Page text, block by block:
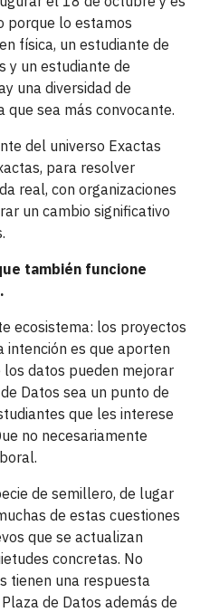
porque lo estamos
física, un estudiante de
y un estudiante de
una diversidad de
sea más convocante.
del universo Exactas
para resolver
real, con organizaciones
un cambio significativo
también funcione
ecosistema: los proyectos
intención es que aporten
datos pueden mejorar
Datos sea un punto de
que les interese
no necesariamente
de semillero, de lugar
de estas cuestiones
que se actualizan
concretas. No
tienen una respuesta
de Datos además de